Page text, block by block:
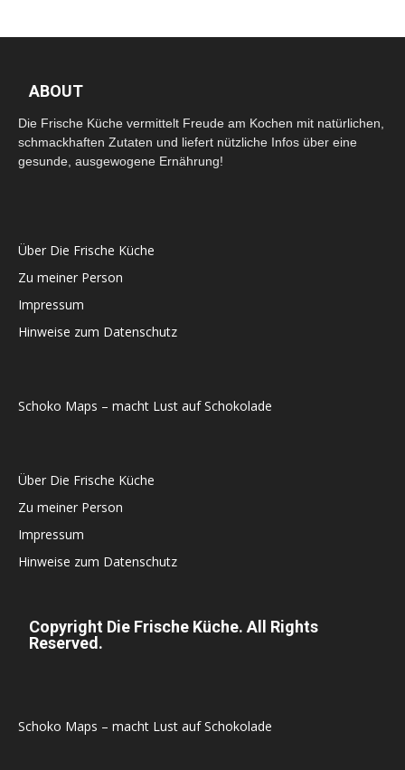
ABOUT
Die Frische Küche vermittelt Freude am Kochen mit natürlichen,
schmackhaften Zutaten und liefert nützliche Infos über eine
gesunde, ausgewogene Ernährung!
Über Die Frische Küche
Zu meiner Person
Impressum
Hinweise zum Datenschutz
Schoko Maps – macht Lust auf Schokolade
Über Die Frische Küche
Zu meiner Person
Impressum
Hinweise zum Datenschutz
Copyright Die Frische Küche. All Rights
Reserved.
Schoko Maps – macht Lust auf Schokolade